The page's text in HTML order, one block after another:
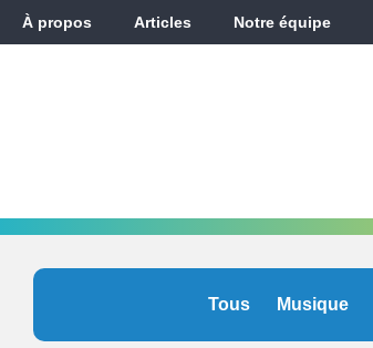
À propos Articles Notre équipe
Tous Musique